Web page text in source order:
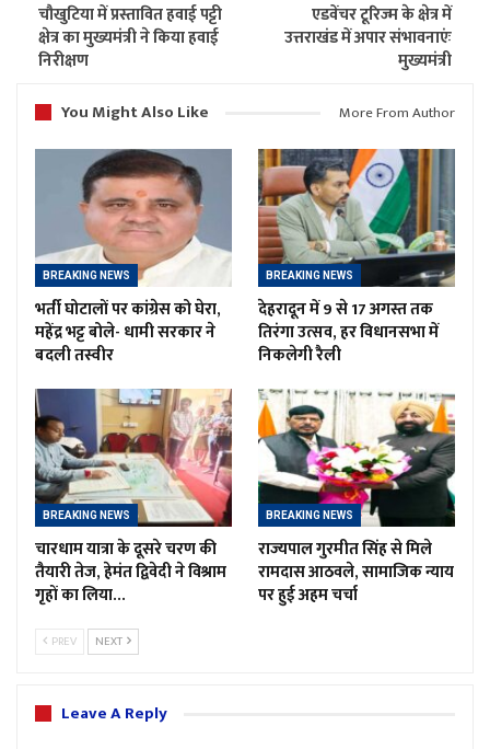
चौखुटिया में प्रस्तावित हवाई पट्टी
क्षेत्र का मुख्यमंत्री ने किया हवाई
निरीक्षण
एडवेंचर टूरिज्म के क्षेत्र में
उत्तराखंड में अपार संभावनाएंः
मुख्यमंत्री
You Might Also Like
More From Author
BREAKING NEWS
भर्ती घोटालों पर कांग्रेस को घेरा,
महेंद्र भट्ट बोले- धामी सरकार ने
बदली तस्वीर
BREAKING NEWS
देहरादून में 9 से 17 अगस्त तक
तिरंगा उत्सव, हर विधानसभा में
निकलेगी रैली
BREAKING NEWS
चारधाम यात्रा के दूसरे चरण की
तैयारी तेज, हेमंत द्विवेदी ने विश्राम
गृहों का लिया…
BREAKING NEWS
राज्यपाल गुरमीत सिंह से मिले
रामदास आठवले, सामाजिक न्याय
पर हुई अहम चर्चा
PREV NEXT
Leave A Reply